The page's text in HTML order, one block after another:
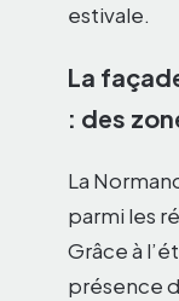
estivale.
La
: des
La
parmi les
Grâce à
présence